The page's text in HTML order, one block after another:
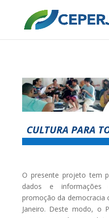
CULTURA PARA
O presente projeto tem
dados e
promoção da democracia
Janeiro. Deste modo, o